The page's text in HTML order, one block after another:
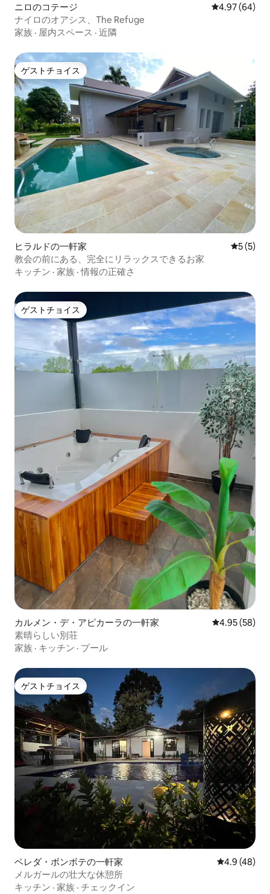
ニロのコテージ レビュー64
4.97 (64)
ナイロのオアシス、The Refuge
家族 · 屋内スペース · 近隣
ゲストチョイス
ゲストチョイス
ヒラルドの一軒家 レビュー
5 (5)
教会の前にある、完全にリラックスできるお家
キッチン · 家族 ·情報の正確さ
ゲストチョイス
ゲストチョイス
カルメン・デ・アピカーラの一軒家 レビュー58
4.95 (58)
素晴らしい別荘
家族 · キッチン · プール
ゲストチョイス
ゲストチョイス
ベレダ・ボンボテの一軒家 レビュー48
4.9 (48)
メルガールの壮大な休憩所
キッチン · 家族 · チェックイン